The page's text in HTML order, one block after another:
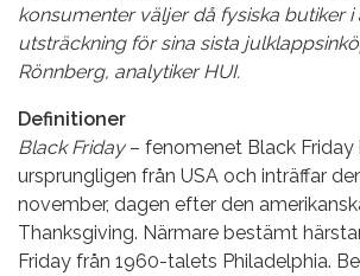
konsumenter väljer då fysiska butiker i
utsträckning för sina sista
Rönnberg, analytiker HUI.
Definitioner
Black Friday– fenomenet Black Friday
ursprungligen från USA och inträffar
november, dagen efter den
Thanksgiving. Närmare bestämt
Friday från 1960-talets Philadelphia.